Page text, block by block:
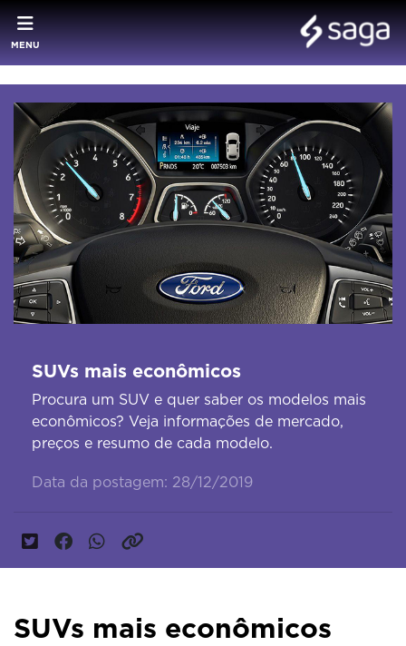
MENU
SUVs mais econômicos
Procura um SUV e quer saber os modelos mais
econômicos? Veja informações de mercado,
preços e resumo de cada modelo.
Data da postagem: 28/12/2019
SUVs mais econômicos